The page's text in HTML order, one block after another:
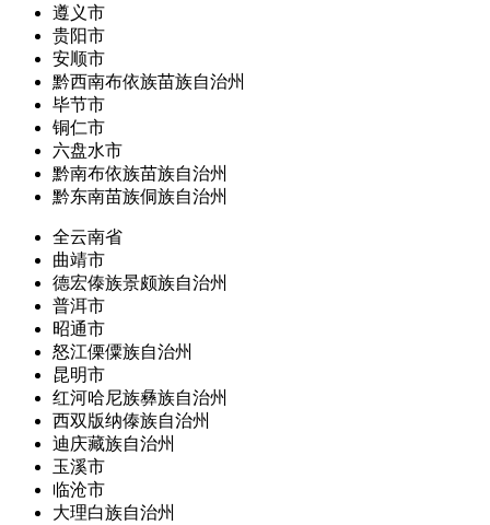
遵义市
贵阳市
安顺市
黔西南布依族苗族自治州
毕节市
铜仁市
六盘水市
黔南布依族苗族自治州
黔东南苗族侗族自治州
全云南省
曲靖市
德宏傣族景颇族自治州
普洱市
昭通市
怒江傈僳族自治州
昆明市
红河哈尼族彝族自治州
西双版纳傣族自治州
迪庆藏族自治州
玉溪市
临沧市
大理白族自治州